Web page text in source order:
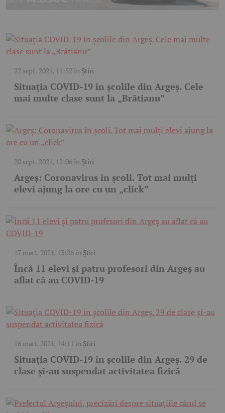
22 sept. 2021, 11:52 în Știri
Situaţia COVID-19 în şcolile din Argeş. Cele
mai multe clase sunt la „Brătianu”
20 sept. 2021, 12:06în Știri
Argeş: Coronavirus în şcoli. Tot mai mulţi
elevi ajung la ore cu un „click”
17 mart. 2021, 13:26în Știri
Încă 11 elevi şi patru profesori din Argeş au
aflat că au COVID-19
16 mart. 2021, 14:11 în Știri
Situația COVID-19 în școlile din Argeș. 29 de
clase și-au suspendat activitatea fizică